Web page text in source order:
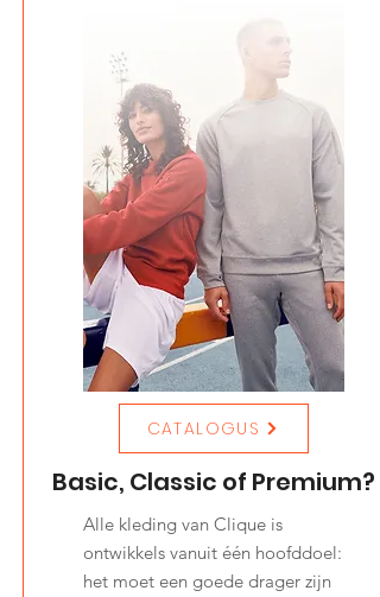
CATALOGUS
Basic, Classic of Premium?
Alle kleding van Clique is
ontwikkels vanuit één hoofddoel:
het moet een goede drager zijn